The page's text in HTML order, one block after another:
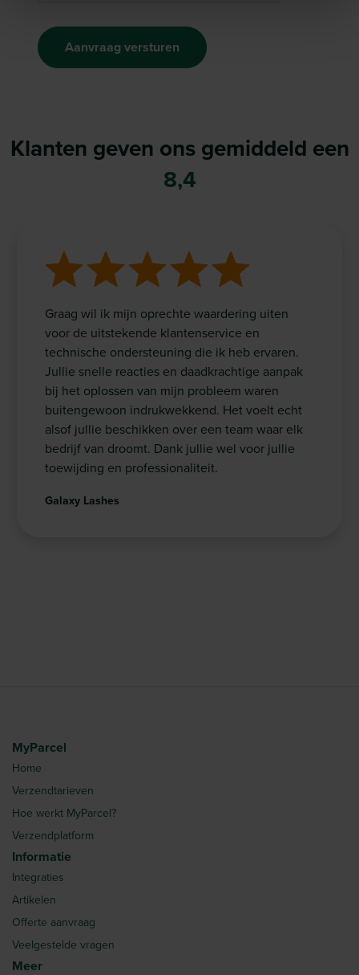
Aanvraag versturen
Klanten geven ons gemiddeld een
8,4
Graag wil ik mijn oprechte waardering uiten
voor de uitstekende klantenservice en
technische ondersteuning die ik heb ervaren.
Jullie snelle reacties en daadkrachtige aanpak
bij het oplossen van mijn probleem waren
buitengewoon indrukwekkend. Het voelt echt
alsof jullie beschikken over een team waar elk
bedrijf van droomt. Dank jullie wel voor jullie
toewijding en professionaliteit.
Galaxy Lashes
MyParcel
Home
Verzendtarieven
Hoe werkt MyParcel?
Verzendplatform
Informatie
Integraties
Artikelen
Offerte aanvraag
Veelgestelde vragen
Meer